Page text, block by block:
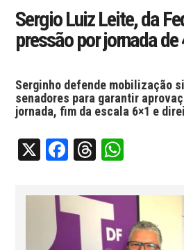
Sergio Luiz Leite, da
pressão por jornada de
Serginho defende mobilização
senadores para garantir
jornada, fim da escala 6×1 e
X Facebook
Threads